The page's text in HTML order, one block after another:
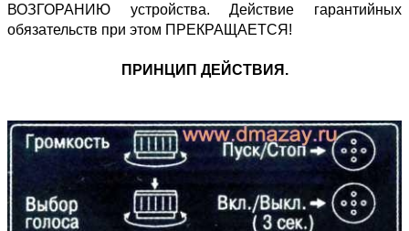
ВОЗГОРАНИЮ устройства. Действие гарантийных
обязательств при этом ПРЕКРАЩАЕТСЯ!
ПРИНЦИП ДЕЙСТВИЯ.